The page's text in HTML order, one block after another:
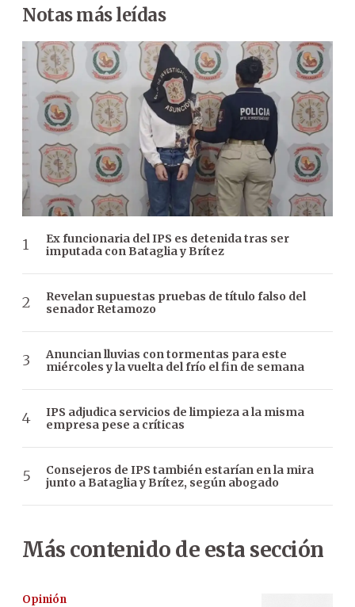
Notas más leídas
Ex funcionaria del IPS es detenida tras ser
imputada con Bataglia y Brítez
Revelan supuestas pruebas de título falso del
senador Retamozo
Anuncian lluvias con tormentas para este
miércoles y la vuelta del frío el fin de semana
IPS adjudica servicios de limpieza a la misma
empresa pese a críticas
Consejeros de IPS también estarían en la mira
junto a Bataglia y Brítez, según abogado
Más contenido de esta sección
Opinión